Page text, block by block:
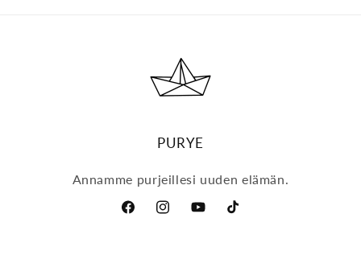
PURYE
Annamme purjeillesi uuden elämän.
FacebookInstagramYouTubeTikTok